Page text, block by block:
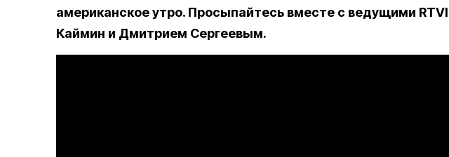
американское утро. Просыпайтесь вместе с ведущими RTVI
Каймин и Дмитрием Сергеевым.